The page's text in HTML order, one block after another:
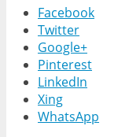
Facebook
Twitter
Google+
Pinterest
LinkedIn
Xing
WhatsApp